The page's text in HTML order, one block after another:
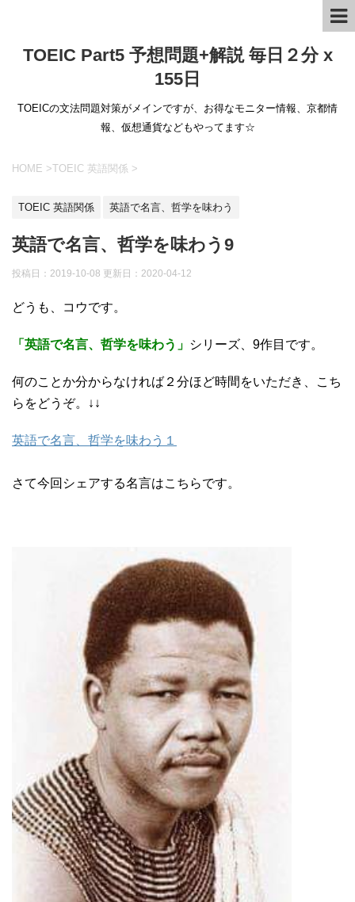
TOEIC Part5 予想問題+解説 毎日２分 x
155日
TOEICの文法問題対策がメインですが、お得なモニター情報、京都情
報、仮想通貨などもやってます☆
HOME >TOEIC 英語関係 >
TOEIC 英語関係 英語で名言、哲学を味わう
英語で名言、哲学を味わう9
投稿日：2019-10-08 更新日： 2020-04-12
どうも、コウです。
「英語で名言、哲学を味わう」 シリーズ、9作目です。
何のことか分からなければ２分ほど時間をいただき、こち
らをどうぞ。↓↓
英語で名言、哲学を味わう１
さて今回シェアする名言はこちらです。